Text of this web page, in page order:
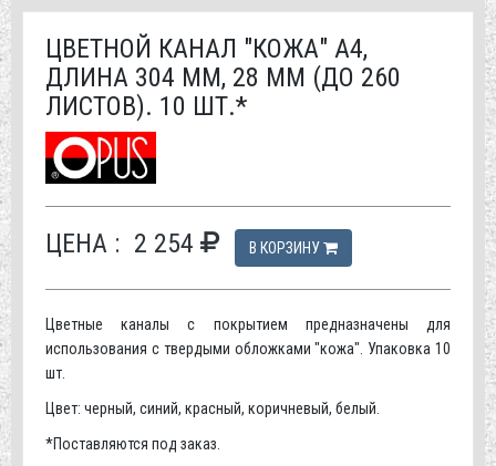
ЦВЕТНОЙ КАНАЛ "КОЖА" А4,
ДЛИНА 304 ММ, 28 ММ (ДО 260
ЛИСТОВ). 10 ШТ.*
ЦЕНА : 2 254 В КОРЗИНУ
Цветные каналы с покрытием предназначены для
использования с твердыми обложками "кожа". Упаковка 10
шт.
Цвет: черный, синий, красный, коричневый, белый.
*Поставляются под заказ.